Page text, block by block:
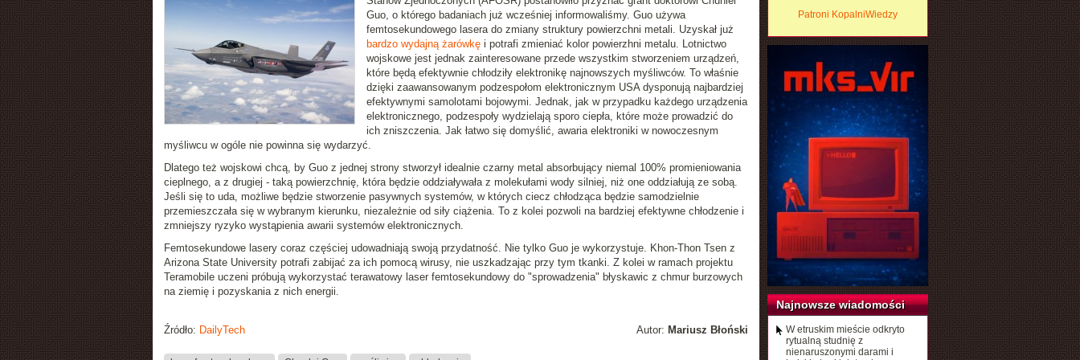
Guo, o którego badaniach już wcześniej informowaliśmy. Guo używa
femtosekundowego lasera do zmiany struktury powierzchni metali. Uzyskał już
bardzo wydajną żarówkęi potrafi zmieniać kolor powierzhni metalu. Lotnictwo
wojskowe jest jednak zainteresowane przede wszystkim stworzeniem urządzeń,
które będą efektywnie chłodziły elektronikę najnowszych myśliwców. To właśnie
dzięki zaawansowanym podzespołom elektronicznym USA dysponują najbardziej
efektywnymi samolotami bojowymi. Jednak, jak w przypadku każdego urządzenia
elektronicznego, podzespoły wydzielają sporo ciepła, które może prowadzić do
ich zniszczenia. Jak łatwo się domyślić, awaria elektroniki w nowoczesnym
myśliwcu w ogóle nie powinna się wydarzyć.
Dlatego też wojskowi chcą, by Guo z jednej strony stworzył idealnie czarny metal absorbujący niemal 100% promieniowania
cieplnego, a z drugiej - taką powierzchnię, która będzie oddziaływała z molekułami wody silniej, niż one oddziałują ze sobą.
Jeśli się to uda, możliwe będzie stworzenie pasywnych systemów, w których ciecz chłodząca będzie samodzielnie
przemieszczała się w wybranym kierunku, niezależnie od siły ciążenia. To z kolei pozwoli na bardziej efektywne chłodzenie i
zmniejszy ryzyko wystąpienia awarii systemów elektronicznych.
Femtosekundowe lasery coraz częściej udowadniają swoją przydatność. Nie tylko Guo je wykorzystuje. Khon-Thon Tsen z
Arizona State University potrafi zabijać za ich pomocą wirusy, nie uszkadzając przy tym tkanki. Z kolei w ramach projektu
Teramobile uczeni próbują wykorzystać terawatowy laser femtosekundowy do "sprowadzenia" błyskawic z chmur burzowych
na ziemię i pozyskania z nich energii.
Autor: Mariusz Błoński
Źródło: DailyTech
Patroni KopalniWiedzy
Najnowsze wiadomości
W etruskim mieście odkryto
rytualną studnię z
nienaruszonymi darami i